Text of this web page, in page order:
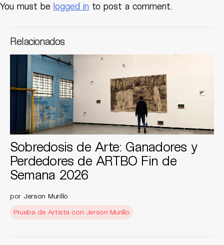
You must be logged in to post a comment.
Relacionados
Sobredosis de Arte: Ganadores y
Perdedores de ARTBO Fin de
Semana 2026
por Jerson Murillo
Prueba de Artista con Jerson Murillo